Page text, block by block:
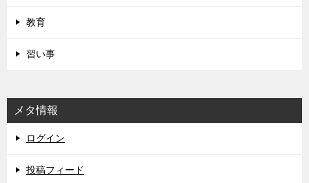
教育
習い事
メタ情報
ログイン
投稿フィード